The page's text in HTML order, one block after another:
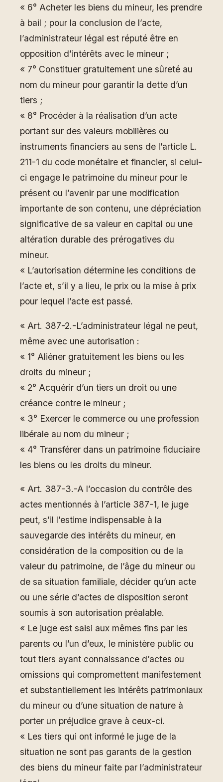
« 6° Acheter les biens du mineur, les prendre
à bail ; pour la conclusion de l’acte,
l’administrateur légal est réputé être en
opposition d’intérêts avec le mineur ;
« 7° Constituer gratuitement une sûreté au
nom du mineur pour garantir la dette d’un
tiers ;
« 8° Procéder à la réalisation d’un acte
portant sur des valeurs mobilières ou
instruments financiers au sens de l’article L.
211-1 du code monétaire et financier, si celui-
ci engage le patrimoine du mineur pour le
présent ou l’avenir par une modification
importante de son contenu, une dépréciation
significative de sa valeur en capital ou une
altération durable des prérogatives du
mineur.
« L’autorisation détermine les conditions de
l’acte et, s’il y a lieu, le prix ou la mise à prix
pour lequel l’acte est passé.
« Art. 387-2.-L’administrateur légal ne peut,
même avec une autorisation :
« 1° Aliéner gratuitement les biens ou les
droits du mineur ;
« 2° Acquérir d’un tiers un droit ou une
créance contre le mineur ;
« 3° Exercer le commerce ou une profession
libérale au nom du mineur ;
« 4° Transférer dans un patrimoine fiduciaire
les biens ou les droits du mineur.
« Art. 387-3.-A l’occasion du contrôle des
actes mentionnés à l’article 387-1, le juge
peut, s’il l’estime indispensable à la
sauvegarde des intérêts du mineur, en
considération de la composition ou de la
valeur du patrimoine, de l’âge du mineur ou
de sa situation familiale, décider qu’un acte
ou une série d’actes de disposition seront
soumis à son autorisation préalable.
« Le juge est saisi aux mêmes fins par les
parents ou l’un d’eux, le ministère public ou
tout tiers ayant connaissance d’actes ou
omissions qui compromettent manifestement
et substantiellement les intérêts patrimoniaux
du mineur ou d’une situation de nature à
porter un préjudice grave à ceux-ci.
« Les tiers qui ont informé le juge de la
situation ne sont pas garants de la gestion
des biens du mineur faite par l’administrateur